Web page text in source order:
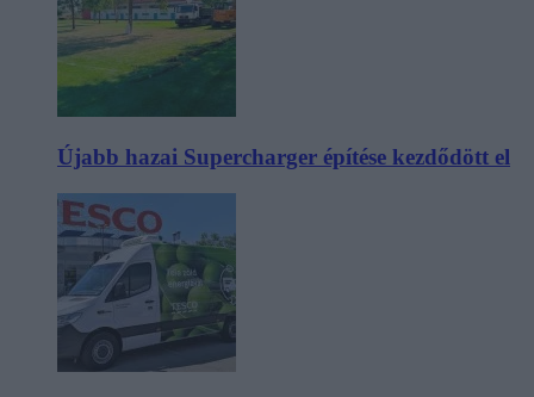
Újabb hazai Supercharger építése kezdődött el